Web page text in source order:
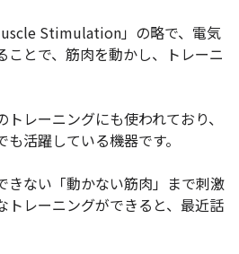
Stimulation」の略で、電気
ことで、筋肉を動かし、トレーニ
レーニングにも使われており、
活躍している機器です。
きない「動かない筋肉」まで刺激
トレーニングができると、最近話